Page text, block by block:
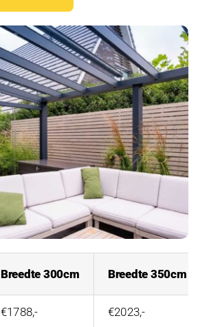
Breedte 300cm Breedte 350cm
€1788,- €2023,-